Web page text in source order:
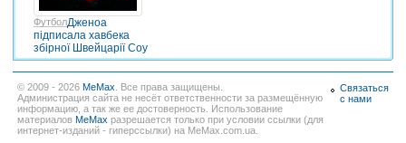
ФутболДженоа
підписала хавбека
збірної Швейцарії Соу
© 2009 - 2026 MeMax . Все права защищены.
Администрация сайта не несёт ответственности за размещённую
информацию, а так же ее достоверность. Использование
материалов MeMax разрешается только при условии ссылки (для
интернет-изданий - гиперссылки) на MeMax.com.ua.
Связаться
с нами